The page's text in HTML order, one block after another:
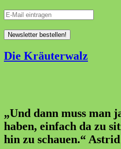
Die Kräuterwalz
„Und dann muss man
haben, einfach da zu
hin zu schauen.“